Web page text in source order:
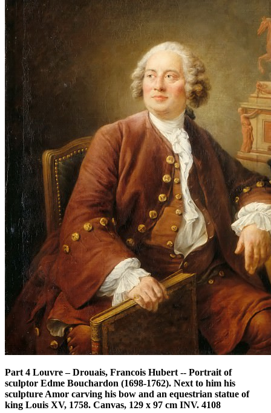
Part 4 Louvre–Drouais, Francois Hubert -- Portrait of
sculptor Edme Bouchardon (1698-1762). Next to him his
sculpture Amor carving his bow and an equestrian statue of
king Louis XV, 1758. Canvas, 129 x 97 cm INV. 4108